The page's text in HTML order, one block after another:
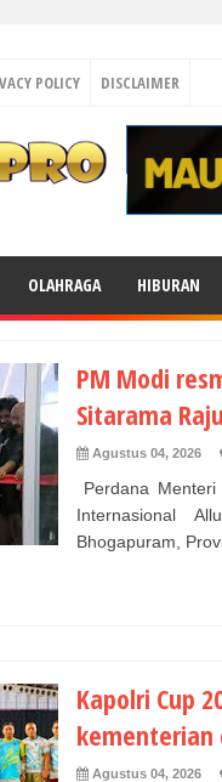
POLICY DISCLAIMER
OLAHRAGA HIBURAN
PM Modi
Sitarama
Agustus 04, 2026
Perdana
Internasional
Bhogapuram,
Kapolri Cup
kementerian
Agustus 04, 2026